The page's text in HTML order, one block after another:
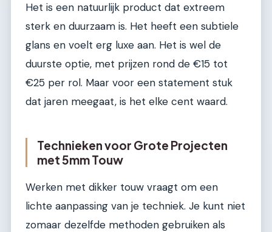
Het is een natuurlijk product dat extreem
sterk en duurzaam is. Het heeft een subtiele
glans en voelt erg luxe aan. Het is wel de
duurste optie, met prijzen rond de €15 tot
€25 per rol. Maar voor een statement stuk
dat jaren meegaat, is het elke cent waard.
Technieken voor Grote Projecten
met 5mm Touw
Werken met dikker touw vraagt om een
lichte aanpassing van je techniek. Je kunt niet
zomaar dezelfde methoden gebruiken als